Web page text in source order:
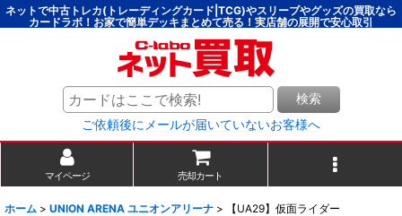
ネットで中古トレカ(トレーディングカード|TCG)やスリーブやグッズの買取なら
カードラボ！お家で簡単デッキまとめて売る！実店舗の展開で安心取引
検索
ご依頼後にメールが届いていないお客様へ
マイページ 売却カート
ホーム > UNION ARENA ユニオンアリーナ > 【UA29】仮面ライダー